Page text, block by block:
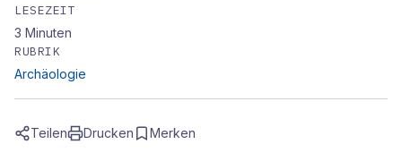
LESEZEIT
3 Minuten
RUBRIK
Archäologie
Teilen Drucken Merken